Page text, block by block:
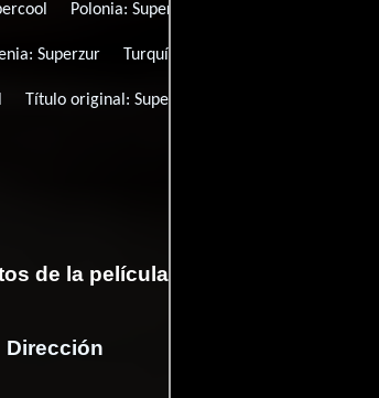
Polonia:Supersamiec
Superzur Turquía (Título turco):
Título original:Superbad
de la película Supercool
Dirección